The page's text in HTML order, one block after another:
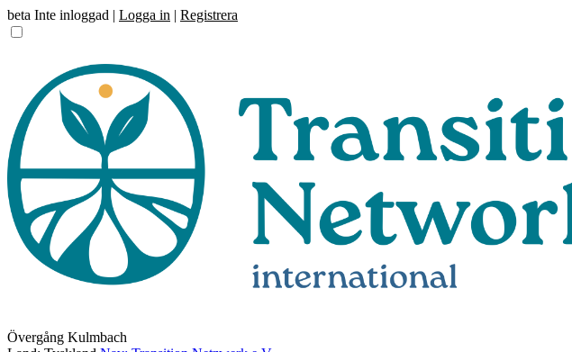
beta Inte inloggad | Logga in | Registrera
Övergång Kulmbach